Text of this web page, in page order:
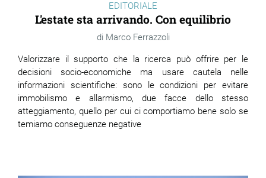
EDITORIALE
L'estate sta arrivando. Con equilibrio
Marco Ferrazzoli
Valorizzare il supporto che la ricerca può offrire per le
decisioni socio-economiche ma usare cautela nelle
informazioni scientifiche: sono le condizioni per evitare
immobilismo e allarmismo, due facce dello stesso
atteggiamento, quello per cui ci comportiamo bene solo se
temiamo conseguenze negative